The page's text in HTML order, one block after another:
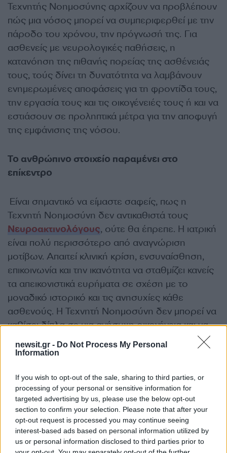
newsit.gr - Do Not Process My Personal
Information
If you wish to opt-out of the sale, sharing to third parties, or
processing of your personal or sensitive information for
targeted advertising by us, please use the below opt-out
section to confirm your selection. Please note that after your
opt-out request is processed you may continue seeing
interest-based ads based on personal information utilized by
us or personal information disclosed to third parties prior to
Τεχνητής Νοημοσύνης αρχίζουν να προβλέπουν
πώς μια νόσος μπορεί να συμπεριφερθεί με την
πάροδο του χρόνου, την πρόγνωσή της. Για
ασθενείς με νευρολογικές παθήσεις, η
κατανόηση της πιθανής πορείας της ασθένειάς
τους, τούς δίνει τη δυνατότητα να λαμβάνουν
ενημερωμένες αποφάσεις για τη φροντίδα τους,
την εργασία τους και τις οικογένειές τους ή και να
εστιάσουν σε προληπτικά μέτρα για την αποφυγή
της εμφάνισης της νόσου.
Το ανθρώπινο στοιχείο παραμένει στο
επίκεντρο
Είναι σημαντικό να είμαστε σαφείς, πως η
Τεχνητή Νοημοσύνη δεν αντικαθιστά τους
Νευροακτινολόγους, ούτε θα έπρεπε. Η ιατρική
είναι πολύ περισσότερο από αναγνώριση
μοτίβων. Απαιτεί κλινική κρίση, ενσυναίσθηση,
επικοινωνία και την ικανότητα να σταθμίζει κανείς
τα απεικονιστικά ευρήματα σε σχέση με το
μοναδικό ιστορικό και τις ανησυχίες κάθε
ασθενούς. Η Τεχνητή Νοημοσύνη δεν μπορεί να
καθίσει δίπλα σε μια ανήσυχη οικογένεια και να
εξηγήσει τι σημαίνει μια εξέταση. Δεν μπορεί να
αισθανθεί πότε ένας ασθενής χρειάζεται
Αυτό που κάνει η Τεχνητή Νοημοσύνη είναι να
ενισχύει τις δυνατότητες του ακτινολόγου,
αναλαμβάνοντας επαναλαμβανόμενες μετρήσεις,
εφιστώντας την προσοχή σε λεπτομέρειες που
εύκολα παραβλέπονται, και απελευθερώνοντας